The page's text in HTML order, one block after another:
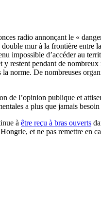
radio annonçant le «
mur à la frontière entre
impossible d’accéder au
y restent pendant de
norme. De nombreuses
l’opinion publique et
a plus que jamais
à être reçu à bras ouverts
et ne pas remettre en